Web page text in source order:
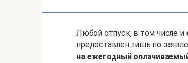
Любой отпуск, в том числе и
предоставлен лишь по
на ежегодный